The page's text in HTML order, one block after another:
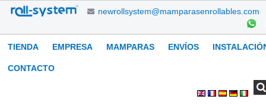
Cambiar
contenido.
Saltar
newrollsystem@mamparasenrollables.com
Navegación
TIENDA EMPRESA MAMPARAS ENVÍOS
CONTACTO